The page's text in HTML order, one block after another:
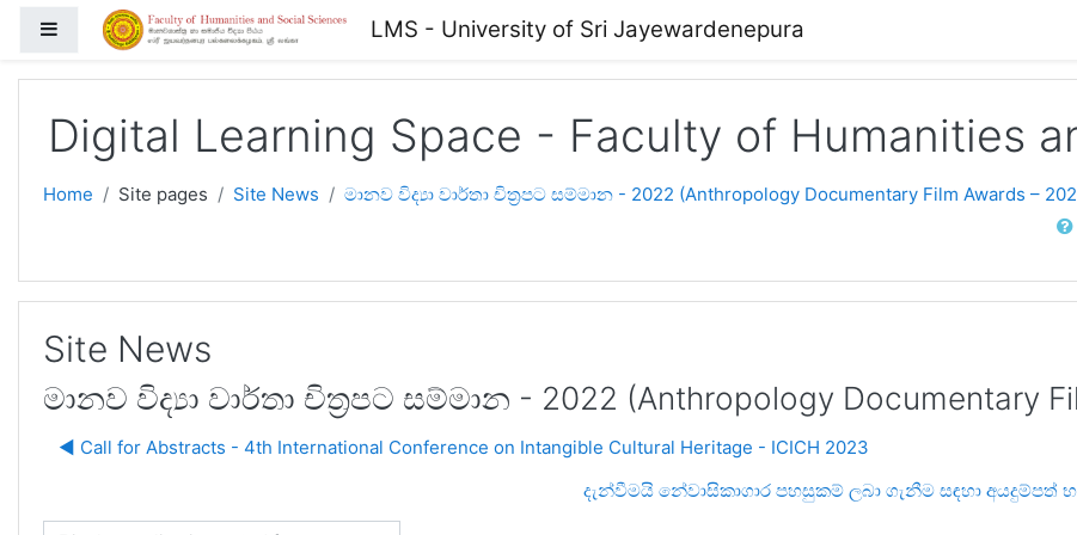
Skip to main content
Side panel LMS - University of Sri Jayewardenepura
Digital Learning Space - Faculty of Humanities
Home Site pages Site News මානව විද්‍යා වාර්තා චිත්‍රපට සම්මාන - 2022 (Anthropology Documentary Film Awards –
Site News
මානව විද්‍යා වාර්තා චිත්‍රපට සම්මාන - 2022 (Anthropology Documentary
◀︎ Call for Abstracts - 4th International Conference on Intangible Cultural Heritage - ICICH 2023
දැන්වීමයි නේවාසිකාගාර පහසුකම් ලබා ගැනීම සඳහා අයදුම්පත්